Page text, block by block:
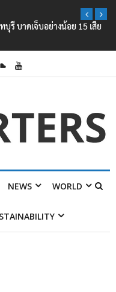
รี บาดเจ็บอย่างน้อย 15 เสีย
NEWS WORLD